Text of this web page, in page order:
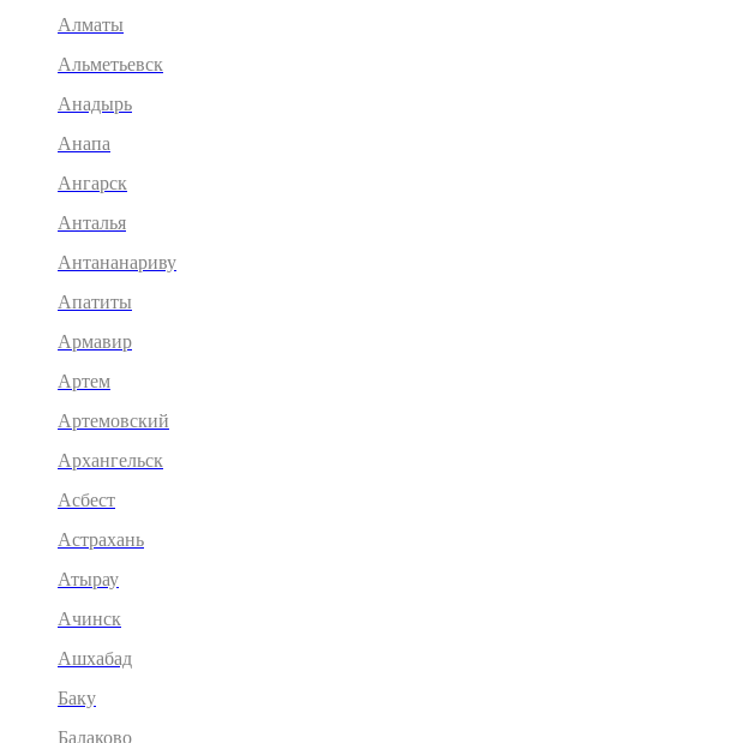
Алматы
Альметьевск
Анадырь
Анапа
Ангарск
Анталья
Антананариву
Апатиты
Армавир
Артем
Артемовский
Архангельск
Асбест
Астрахань
Атырау
Ачинск
Ашхабад
Баку
Балаково